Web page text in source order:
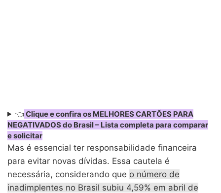
👈Clique e confira os MELHORES CARTÕES PARA
NEGATIVADOS do Brasil – Lista completa para comparar
e solicitar
Mas é essencial ter responsabilidade financeira
para evitar novas dívidas. Essa cautela é
necessária, considerando que o número de
inadimplentes no Brasil subiu 4,59% em abril de